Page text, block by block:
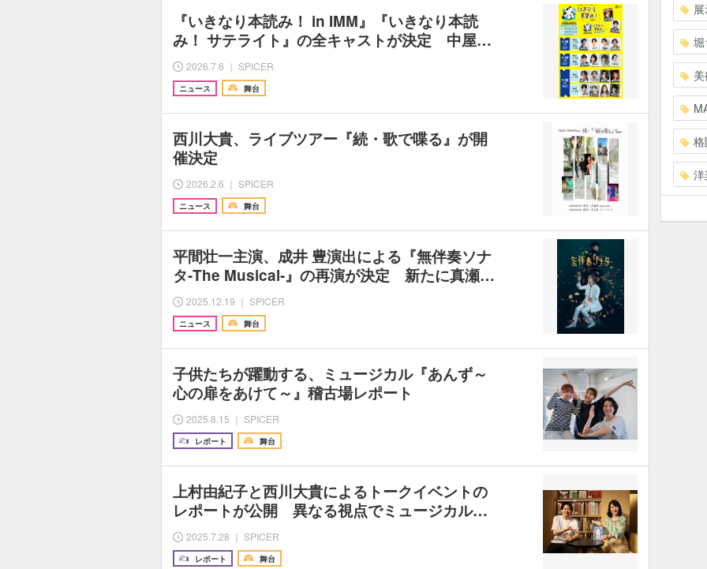
『いきなり本読み！ in IMM』『いきなり本読
み！ サテライト』の全キャストが決定 中屋…
2026.7.6 ｜ SPICER
ニュース 舞台
西川大貴、ライブツアー『続・歌で喋る』が開
催決定
2026.2.6 ｜ SPICER
ニュース 舞台
平間壮一主演、成井 豊演出による『無伴奏ソナ
タ-The Musical-』の再演が決定 新たに真瀬…
2025.12.19 ｜ SPICER
ニュース 舞台
子供たちが躍動する、ミュージカル『あんず～
心の扉をあけて～』稽古場レポート
2025.8.15 ｜ SPICER
レポート 舞台
上村由紀子と西川大貴によるトークイベントの
レポートが公開 異なる視点でミュージカル…
2025.7.28 ｜ SPICER
レポート 舞台